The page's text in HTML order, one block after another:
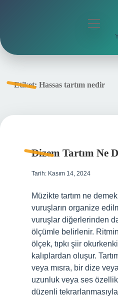
menüyü
Etiket: Hassas tartım nedir
Dizem Tartım Ne
Tarih: Kasım 14, 2024
Müzikte tartım ne
vuruşların organize
vuruşlar diğerlerinden
ölçümle belirlenir. Ritmin
ölçek, tıpkı şiir
kalıplardan oluşur.
veya mısra, bir dize
uzunluk veya ses
düzenli